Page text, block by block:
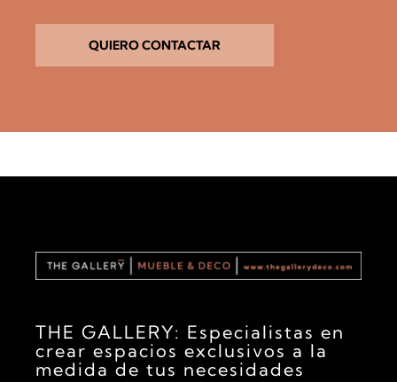
r
i
ó
QUIERO CONTACTAR
THE GALLERY: Especialistas en
crear espacios exclusivos a la
medida de tus necesidades